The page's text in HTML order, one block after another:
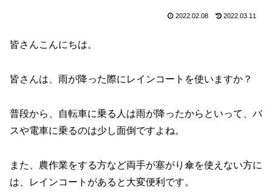
2022.02.08 2022.03.11
皆さんこんにちは。
皆さんは、雨が降った際にレインコートを使いますか？
普段から、自転車に乗る人は雨が降ったからといって、バ
スや電車に乗るのは少し面倒ですよね。
また、農作業をする方など両手が塞がり傘を使えない方に
は、レインコートがあると大変便利です。